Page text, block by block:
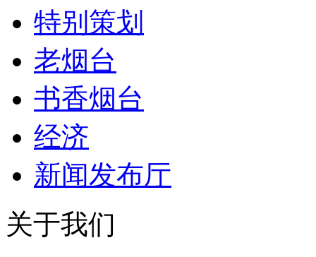
特别策划
老烟台
书香烟台
经济
新闻发布厅
关于我们